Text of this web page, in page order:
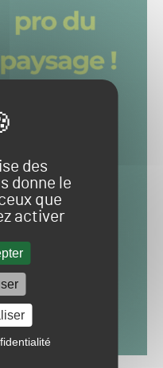
des
donne le
que
activer